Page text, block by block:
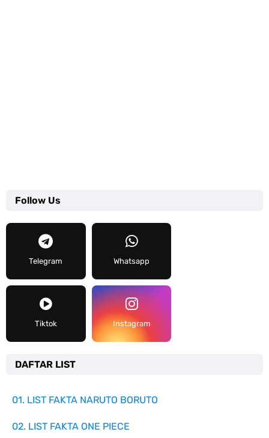
Follow Us
Telegram Whatsapp
Tiktok Instagram
DAFTAR LIST
01. LIST FAKTA NARUTO BORUTO
02. LIST FAKTA ONE PIECE